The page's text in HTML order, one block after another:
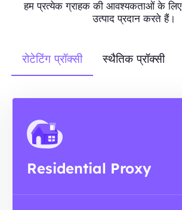
हम प्रत्येक ग्राहक की आवश्यकताओं के
उत्पाद प्रदान करते हैं।
रोटेटिंग प्रॉक्सी स्थैतिक प्रॉक्सी
Residential Proxy